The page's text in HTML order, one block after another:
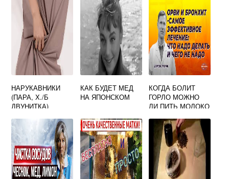
НАРУКАВНИКИ
(ПАРА, Х./Б
ДВУНИТКА)
КАК БУДЕТ МЕД
НА ЯПОНСКОМ
КОГДА БОЛИТ
ГОРЛО МОЖНО
ЛИ ПИТЬ МОЛОКО